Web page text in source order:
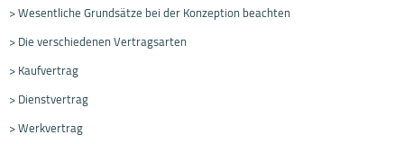
> Wesentliche Grundsätze bei der Konzeption beachten
> Die verschiedenen Vertragsarten
> Kaufvertrag
> Dienstvertrag
> Werkvertrag